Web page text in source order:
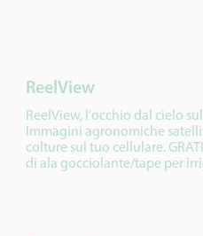
ReelView
ReelView, l'occhio dal cielo
Immagini agronomiche
colture sul tuo cellulare.
di ala gocciolante/tape per